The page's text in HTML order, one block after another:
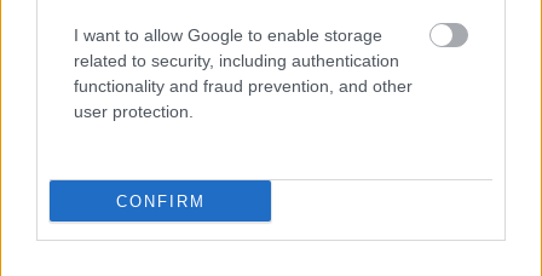
I want to allow Google to enable storage
related to security, including authentication
functionality and fraud prevention, and other
user protection.
CONFIRM
Autópiac